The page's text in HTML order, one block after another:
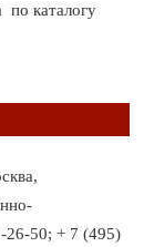
по каталогу
26-50; + 7 (495)